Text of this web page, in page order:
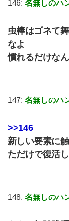
146: 名無しのハ
虫棒はゴネて
なよ
慣れるだけな
147: 名無しのハ
>>146
新しい要素に
ただけで復活
148: 名無しのハ